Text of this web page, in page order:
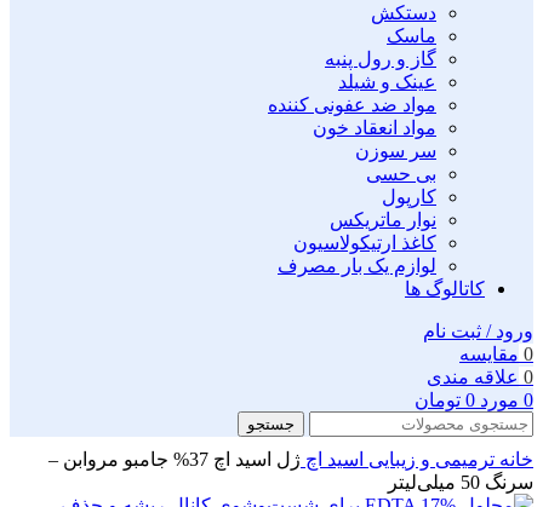
دستکش
ماسک
گاز و رول پنبه
عینک و شیلد
مواد ضد عفونی کننده
مواد انعقاد خون
سر سوزن
بی حسی
کارپول
نوار ماتریکس
کاغذ ارتیکولاسیون
لوازم یک بار مصرف
کاتالوگ ها
ورود / ثبت نام
0 مقايسه
0 علاقه مندی
0 مورد 0 تومان
جستجو
خانه ترمیمی و زیبایی اسید اچ
ژل اسید اچ 37% جامبو مروابن –
سرنگ 50 میلی‌لیتر